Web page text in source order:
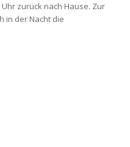
zurück nach Hause. Zur
in der Nacht die